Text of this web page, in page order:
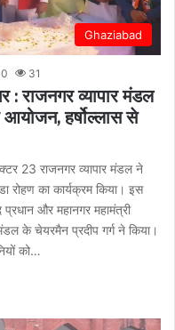
Ghaziabad
0 31
राजनगर व्यापार मंडल
हर्षोल्लास से
23 राजनगर व्यापार मंडल ने
रोहण का कार्यक्रम किया। इस
और महानगर महामंत्री
के चेयरमैन प्रदीप गर्ग ने किया।
को…